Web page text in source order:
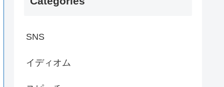
SNS
イディオム